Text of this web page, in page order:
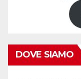
DOVE SIAMO